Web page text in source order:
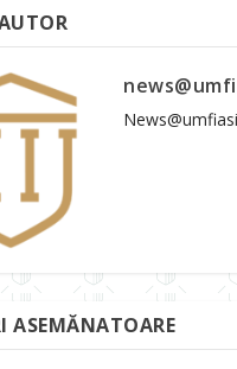
ASEMĂNATOARE